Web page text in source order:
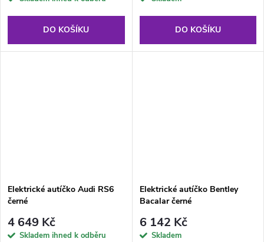
DO KOŠÍKU DO KOŠÍKU
Elektrické autíčko Audi RS6
černé
4 649 Kč
Skladem ihned k odběru
Elektrické autíčko Bentley
Bacalar černé
6 142 Kč
Skladem